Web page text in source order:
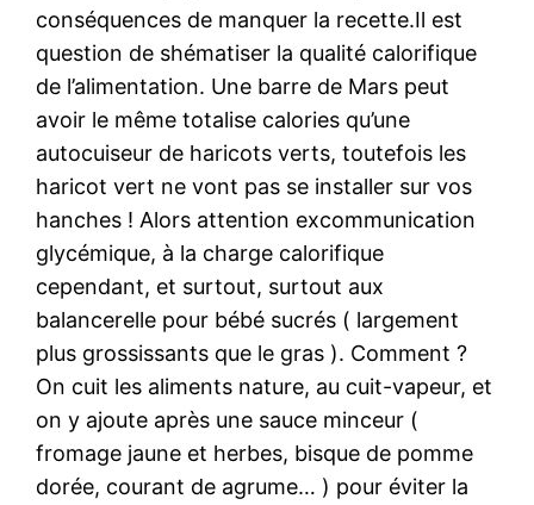
conséquences de manquer la recette.Il est
question de shématiser la qualité calorifique
de l’alimentation. Une barre de Mars peut
avoir le même totalise calories qu’une
autocuiseur de haricots verts, toutefois les
haricot vert ne vont pas se installer sur vos
hanches ! Alors attention excommunication
glycémique, à la charge calorifique
cependant, et surtout, surtout aux
balancerelle pour bébé sucrés ( largement
plus grossissants que le gras ). Comment ?
On cuit les aliments nature, au cuit-vapeur, et
on y ajoute après une sauce minceur (
fromage jaune et herbes, bisque de pomme
dorée, courant de agrume… ) pour éviter la